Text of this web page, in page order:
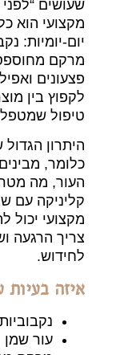
שעושים
מקצועי הוא
יום-יומיות:
מרקם
פצעונים
לקפוץ בין
טיפול
היתרון
כלומר,
העור, מה
קליניקה עם
מקצועי יכול
צריך הרגעה
לחידוש.
איזה בעיות
עור שמן